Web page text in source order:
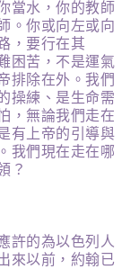
當水，你的教師
。你或向左或向
，要行在其
困苦，不是運氣
排除在外。我們
操練、是生命需
，無論我們走在
有上帝的引導與
我們現在走在哪
？
許的為以色列人
來以前，約翰已